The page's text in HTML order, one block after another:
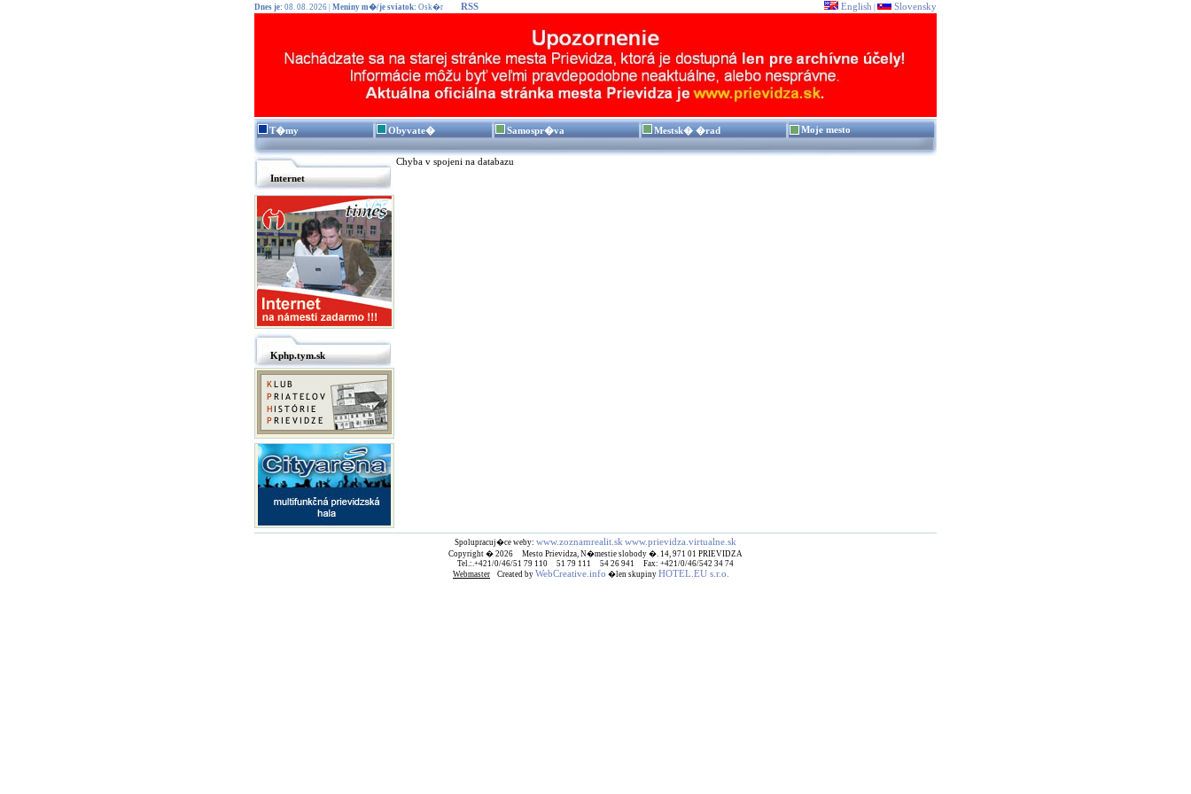
Dnes je: 08. 08. 2026 | Meniny m�/je sviatok: Osk�r English Slovensky
RSS
T�my Obyvate� Samospr�va Mestsk� �rad Moje mesto
Internet
Kphp.tym.sk
Chyba v spojeni na databazu
Spolupracuj�ce weby: www.zoznamrealit.sk www.prievidza.virtualne.sk
Copyright � 2026 Mesto Prievidza, N�mestie slobody �. 14, 971 01 PRIEVIDZA
Tel.:.+421/0/46/51 79 110 51 79 111 54 26 941 Fax: +421/0/46/542 34 74
Webmaster Created by WebCreative.info �len skupiny HOTEL.EU s.r.o.